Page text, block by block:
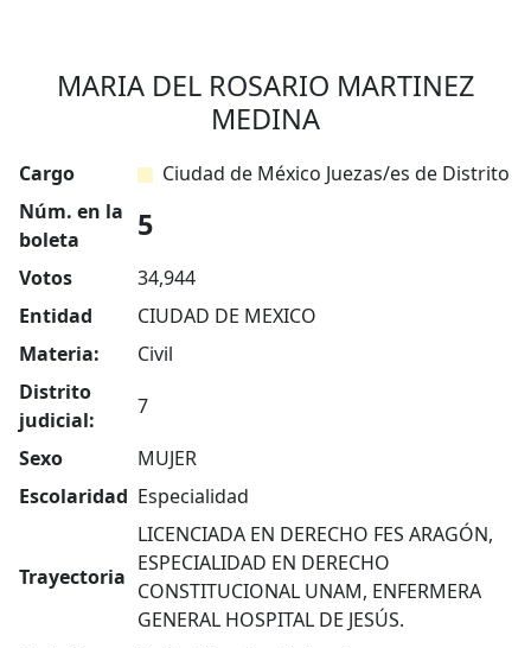
MARIA DEL ROSARIO MARTINEZ
MEDINA
Cargo
Ciudad de México Juezas/es de Distrito
Núm. en la
boleta
5
Votos
34,944
Entidad
CIUDAD DE MEXICO
Materia:
Civil
Distrito
judicial:
7
Sexo
MUJER
Escolaridad Especialidad
Trayectoria
LICENCIADA EN DERECHO FES ARAGÓN,
ESPECIALIDAD EN DERECHO
CONSTITUCIONAL UNAM, ENFERMERA
GENERAL HOSPITAL DE JESÚS.